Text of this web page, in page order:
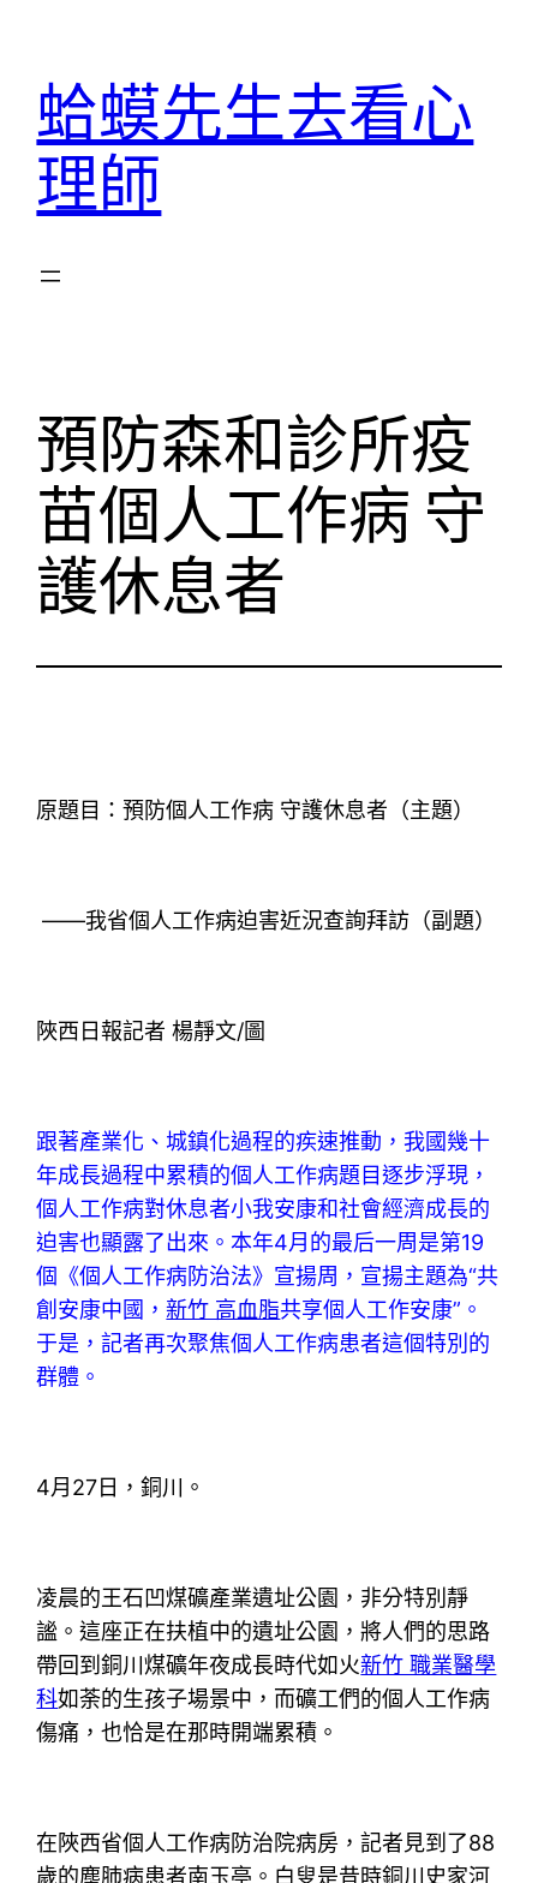
蛤蟆先生去看心
理師
預防森和診所疫
苗個人工作病 守
護休息者
原題目：預防個人工作病 守護休息者（主題）
——我省個人工作病迫害近況查詢拜訪（副題）
陜西日報記者 楊靜文/圖
跟著產業化、城鎮化過程的疾速推動，我國幾十
年成長過程中累積的個人工作病題目逐步浮現，
個人工作病對休息者小我安康和社會經濟成長的
迫害也顯露了出來。本年4月的最后一周是第19
個《個人工作病防治法》宣揚周，宣揚主題為“共
創安康中國，新竹 高血脂共享個人工作安康”。
于是，記者再次聚焦個人工作病患者這個特別的
群體。
4月27日，銅川。
凌晨的王石凹煤礦產業遺址公園，非分特別靜
謐。這座正在扶植中的遺址公園，將人們的思路
帶回到銅川煤礦年夜成長時代如火新竹 職業醫學
科如荼的生孩子場景中，而礦工們的個人工作病
傷痛，也恰是在那時開端累積。
在陜西省個人工作病防治院病房，記者見到了88
歲的塵肺病患者南玉亭。白叟是昔時銅川史家河